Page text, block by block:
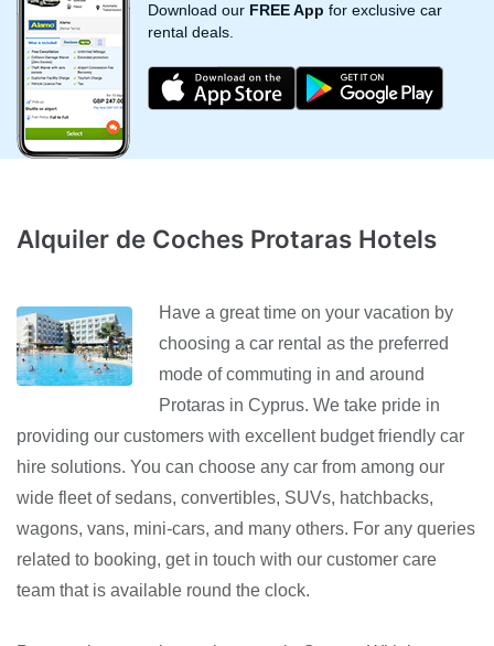
Download our FREE App for exclusive car
rental deals.
Alquiler de Coches Protaras Hotels
Have a great time on your vacation by
choosing a car rental as the preferred
mode of commuting in and around
Protaras in Cyprus. We take pride in
providing our customers with excellent budget friendly car
hire solutions. You can choose any car from among our
wide fleet of sedans, convertibles, SUVs, hatchbacks,
wagons, vans, mini-cars, and many others. For any queries
related to booking, get in touch with our customer care
team that is available round the clock.